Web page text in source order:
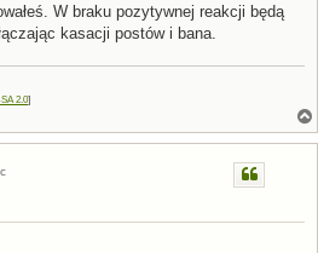
W braku pozytywnej reakcji będą
kasacji postów i bana.
2.0]